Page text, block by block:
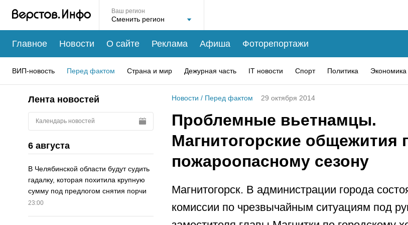
Ваш регион
Главное Новости О сайте Реклама Афиша Фоторепортажи
ВИП-новость Перед фактом Страна и мир Дежурная часть IT новости Спорт Политика Экономика
Лента новостей
Календарь новостей
6 августа
В Челябинской области будут судить
гадалку, которая похитила крупную
сумму под предлогом снятия порчи
23:00
Новости / Перед фактом 29 октября 2014
Проблемные вьетнамцы.
Магнитогорские общежития
пожароопасному сезону
Магнитогорск. В администрации города
комиссии по чрезвычайным ситуациям под